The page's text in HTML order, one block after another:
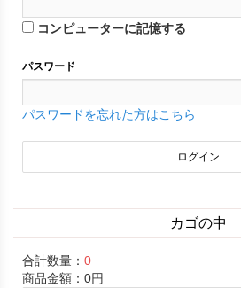
コンピューターに記憶する
パスワード
パスワードを忘れた方はこちら
カゴの中
合計数量： 0
商品金額： 0円